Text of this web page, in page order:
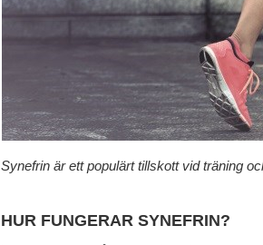
Synefrin är ett populärt tillskott vid träning
HUR FUNGERAR SYNEFRIN?